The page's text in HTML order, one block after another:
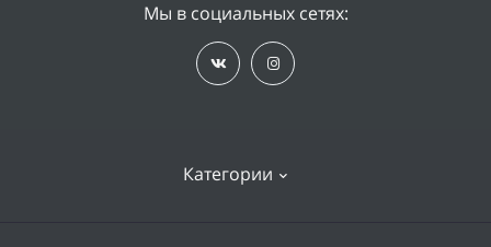
Категории
Мы в социальных сетях: